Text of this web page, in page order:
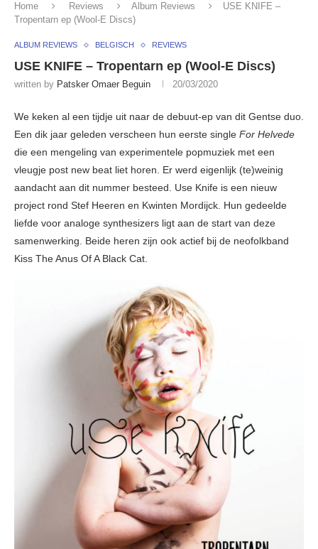
Home Reviews Album Reviews
USE KNIFE –
Tropentarn ep (Wool-E Discs)
ALBUM REVIEWS BELGISCH REVIEWS
USE KNIFE – Tropentarn ep (Wool-E Discs)
written by Patsker Omaer Beguin 20/03/2020
We keken al een tijdje uit naar de debuut-ep van dit Gentse duo.
Een dik jaar geleden verscheen hun eerste single For Helvede
die een mengeling van experimentele popmuziek met een
vleugje post new beat liet horen. Er werd eigenlijk (te)weinig
aandacht aan dit nummer besteed. Use Knife is een nieuw
project rond Stef Heeren en Kwinten Mordijck. Hun gedeelde
liefde voor analoge synthesizers ligt aan de start van deze
samenwerking. Beide heren zijn ook actief bij de neofolkband
Kiss The Anus Of A Black Cat.